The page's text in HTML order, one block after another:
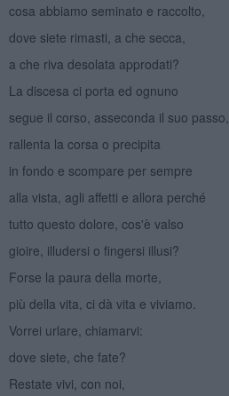
cosa abbiamo seminato e raccolto,
dove siete rimasti, a che secca,
a che riva desolata approdati?
La discesa ci porta ed ognuno
segue il corso, asseconda il suo passo,
rallenta la corsa o precipita
in fondo e scompare per sempre
alla vista, agli affetti e allora perché
tutto questo dolore, cos'è valso
gioire, illudersi o fingersi illusi?
Forse la paura della morte,
più della vita, ci dà vita e viviamo.
Vorrei urlare, chiamarvi:
dove siete, che fate?
Restate vivi, con noi,